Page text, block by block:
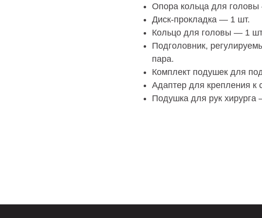
Опора кольца для
Диск-прокладка — 1 шт.
Кольцо для головы — 1
Подголовник,
пара.
Комплект подушек для
Адаптер для крепления к
Подушка для рук хирурга